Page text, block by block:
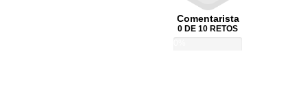
Comentarista
0 DE 10 RETOS